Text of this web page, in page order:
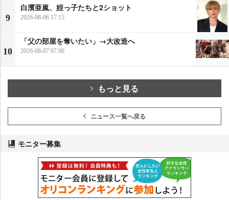
9
白濱亜嵐、姪っ子たちと2ショット
2026-08-06 17:15
10
「父の部屋を奪いたい」→大改造へ
2026-08-07 07:00
もっと見る
ニュース一覧へ戻る
モニター募集